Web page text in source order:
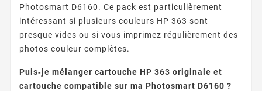
Photosmart D6160. Ce pack est particulièrement
intéressant si plusieurs couleurs HP 363 sont
presque vides ou si vous imprimez régulièrement des
photos couleur complètes.
Puis‑je mélanger cartouche HP 363 originale et
cartouche compatible sur ma Photosmart D6160 ?